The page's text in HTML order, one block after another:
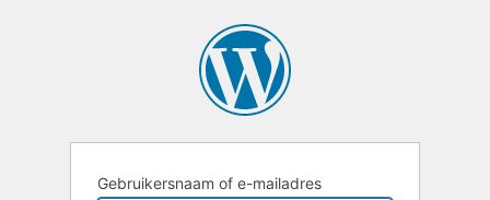
Gebruikersnaam of e-mailadres